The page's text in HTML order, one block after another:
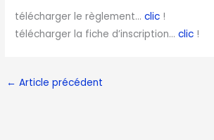
télécharger le règlement…clic !
télécharger la fiche d’inscription…clic !
← Article précédent